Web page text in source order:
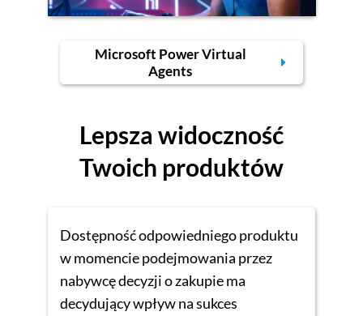
Microsoft Power Virtual
Agents
Lepsza widoczność
Twoich produktów
Dostępność odpowiedniego produktu
w momencie podejmowania przez
nabywcę decyzji o zakupie ma
decydujący wpływ na sukces